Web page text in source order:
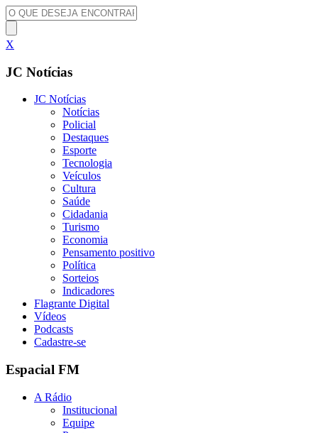
X
JC Notícias
JC Notícias
Notícias
Policial
Destaques
Esporte
Tecnologia
Veículos
Cultura
Saúde
Cidadania
Turismo
Economia
Pensamento positivo
Política
Sorteios
Indicadores
Flagrante Digital
Vídeos
Podcasts
Cadastre-se
Espacial FM
A Rádio
Institucional
Equipe